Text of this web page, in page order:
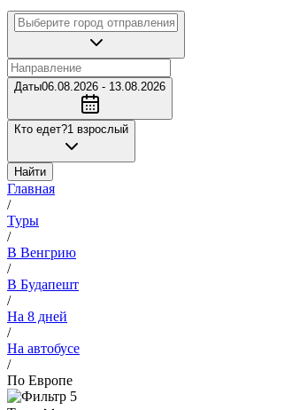
Даты06.08.2026 - 13.08.2026
Кто едет?1 взрослый
Найти
Главная
/
Туры
/
В Венгрию
/
В Будапешт
/
На 8 дней
/
На автобусе
/
По Европе
5